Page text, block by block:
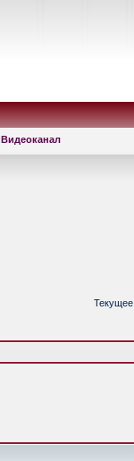
Видеоканал
Текущее